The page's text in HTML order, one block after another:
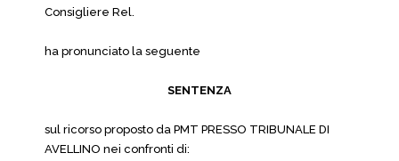
Consigliere Rel.
ha pronunciato la seguente
SENTENZA
sul ricorso proposto da PMT PRESSO TRIBUNALE DI
AVELLINO nei confronti di: